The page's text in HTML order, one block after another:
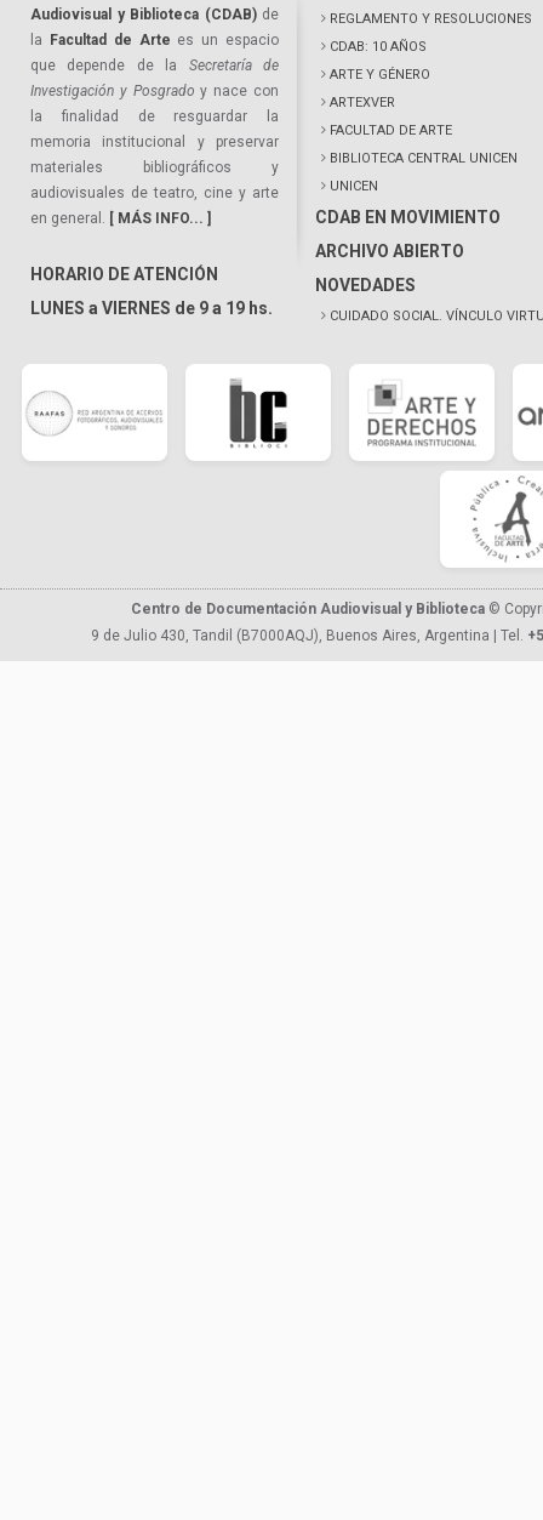
Audiovisual y Biblioteca (CDAB)de
la
Facultad de Arte es un espacio
que depende de la Secretaría de
Investigación y Posgrado y nace con
la finalidad de resguardar la
memoria institucional y preservar
materiales bibliográficos y
audiovisuales de teatro, cine y arte
en general. [ MÁS INFO... ]
HORARIO DE ATENCIÓN
LUNES a VIERNES de 9 a 19 hs.
REGLAMENTO Y RESOLUCIONES
CDAB: 10 AÑOS
ARTE Y GÉNERO
ARTEXVER
FACULTAD DE ARTE
BIBLIOTECA CENTRAL UNICEN
UNICEN
CDAB EN MOVIMIENTO
ARCHIVO ABIERTO
NOVEDADES
CUIDADO SOCIAL. VÍNCULO
Centro de Documentación Audiovisual y Biblioteca ©
9 de Julio 430, Tandil (B7000AQJ), Buenos Aires, Argentina | Tel.